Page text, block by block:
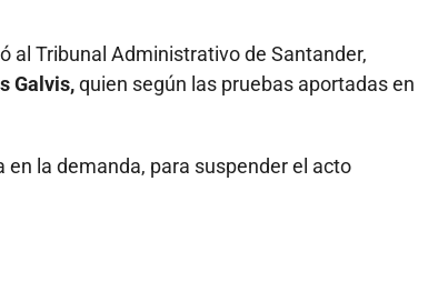
al Tribunal Administrativo de Santander,
Galvis,quien según las pruebas aportadas en
la demanda, para suspender el acto